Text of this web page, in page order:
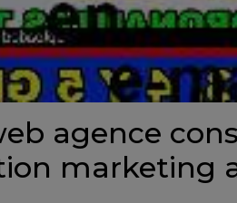
agence
marketing